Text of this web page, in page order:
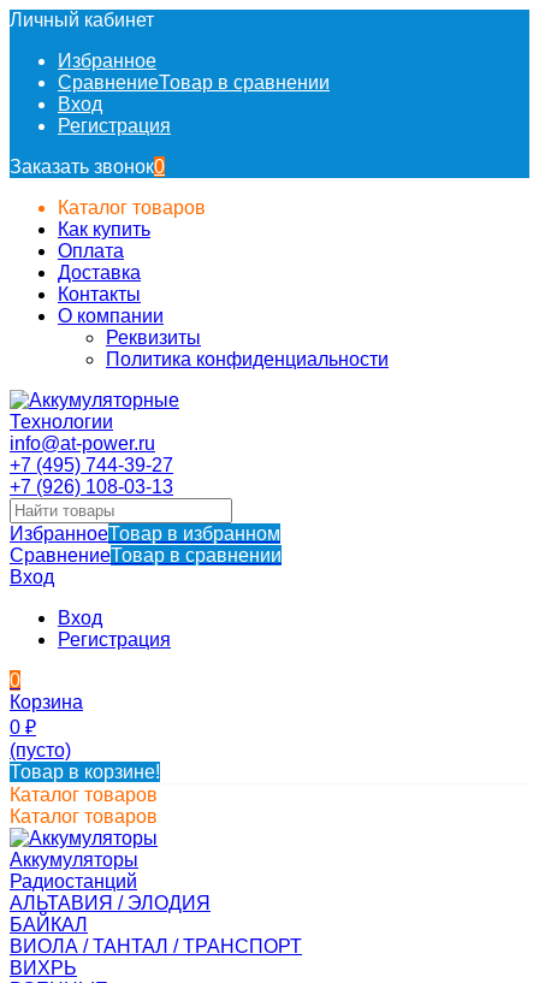
Личный кабинет
Избранное
СравнениеТовар в сравнении
Вход
Регистрация
Заказать звонок0
Каталог товаров
Как купить
Оплата
Доставка
Контакты
О компании
Реквизиты
Политика конфиденциальности
info@at-power.ru
+7 (495) 744-39-27
+7 (926) 108-03-13
ИзбранноеТовар в избранном
СравнениеТовар в сравнении
Вход
Вход
Регистрация
0
Корзина
0 ₽
(пусто)
Товар в корзине!
Каталог товаров
Каталог товаров
Аккумуляторы
Радиостанций
АЛЬТАВИЯ / ЭЛОДИЯ
БАЙКАЛ
ВИОЛА / ТАНТАЛ / ТРАНСПОРТ
ВИХРЬ